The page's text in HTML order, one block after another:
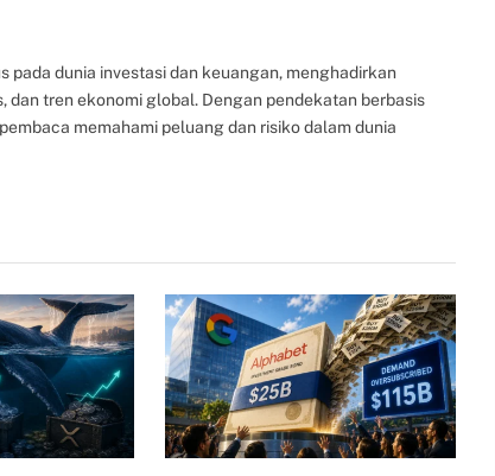
pada dunia investasi dan keuangan, menghadirkan
dan tren ekonomi global. Dengan pendekatan berbasis
memahami peluang dan risiko dalam dunia